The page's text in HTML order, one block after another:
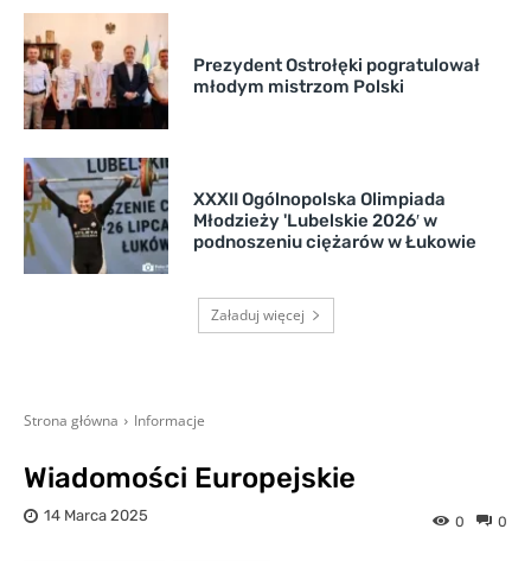
Prezydent Ostrołęki pogratulował
młodym mistrzom Polski
XXXII Ogólnopolska Olimpiada
Młodzieży 'Lubelskie 2026′ w
podnoszeniu ciężarów w Łukowie
Załaduj więcej